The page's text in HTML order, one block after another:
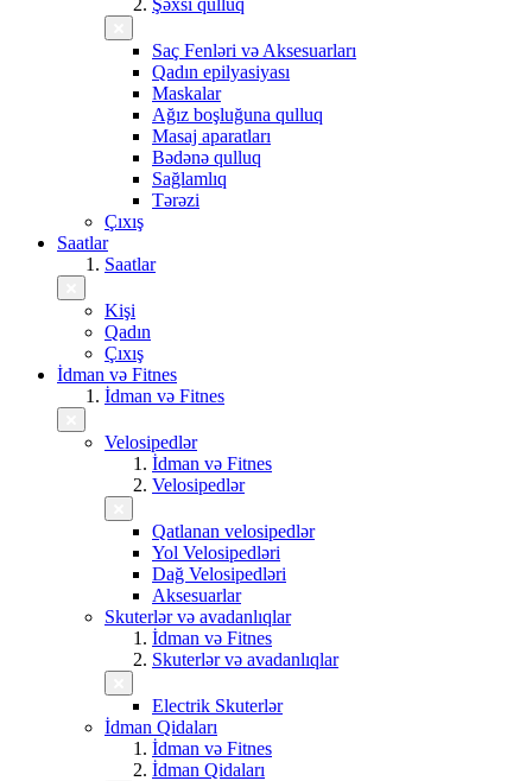
Şəxsi qulluq
Saç Fenləri və Aksesuarları
Qadın epilyasiyası
Maskalar
Ağız boşluğuna qulluq
Masaj aparatları
Bədənə qulluq
Sağlamlıq
Tərəzi
Çıxış
Saatlar
Saatlar
Kişi
Qadın
Çıxış
İdman və Fitnes
İdman və Fitnes
Velosipedlər
İdman və Fitnes
Velosipedlər
Qatlanan velosipedlər
Yol Velosipedləri
Dağ Velosipedləri
Aksesuarlar
Skuterlər və avadanlıqlar
İdman və Fitnes
Skuterlər və avadanlıqlar
Electrik Skuterlər
İdman Qidaları
İdman və Fitnes
İdman Qidaları